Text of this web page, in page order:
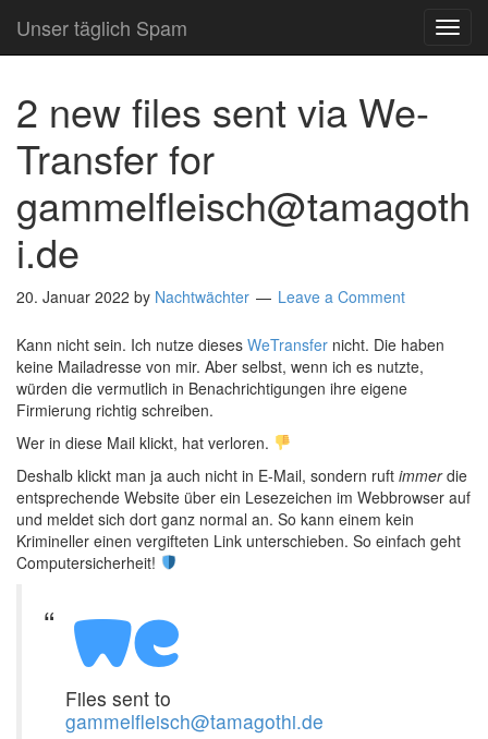
Unser täglich Spam
2 new files sent via We-
Transfer for
gammelfleisch@tamagoth
i.de
20. Januar 2022 by Nachtwächter Leave a Comment
Kann nicht sein. Ich nutze dieses WeTransfer nicht. Die haben
keine Mailadresse von mir. Aber selbst, wenn ich es nutzte,
würden die vermutlich in Benachrichtigungen ihre eigene
Firmierung richtig schreiben.
Wer in diese Mail klickt, hat verloren.
Deshalb klickt man ja auch nicht in E-Mail, sondern ruft immerdie
entsprechende Website über ein Lesezeichen im Webbrowser auf
und meldet sich dort ganz normal an. So kann einem kein
Krimineller einen vergifteten Link unterschieben. So einfach geht
Computersicherheit!
Files sent to
gammelfleisch@tamagothi.de